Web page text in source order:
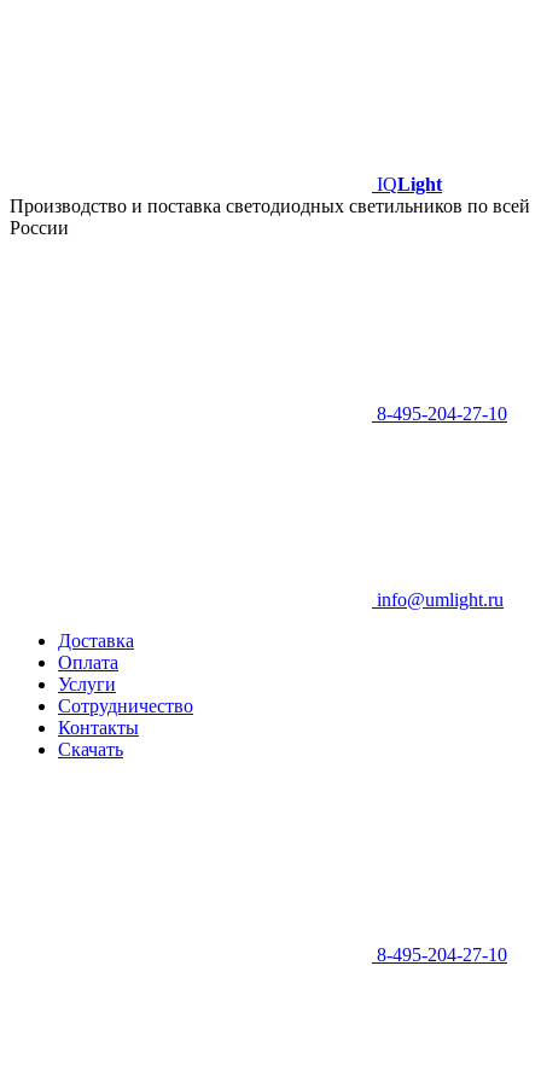
IQLight
Производство и поставка светодиодных светильников по всей
России
8-495-204-27-10
info@umlight.ru
Доставка
Оплата
Услуги
Сотрудничество
Контакты
Скачать
8-495-204-27-10